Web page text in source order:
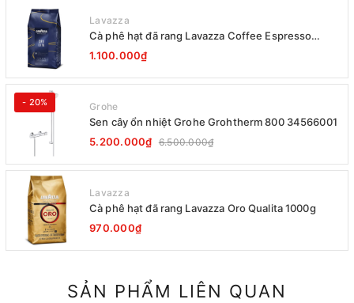
Lavazza
Cà phê hạt đã rang Lavazza Coffee Espresso
Super Crema 1000g Date 12-2027
1.100.000₫
- 20% Grohe
Sen cây ổn nhiệt Grohe Grohtherm 800 34566001
5.200.000₫ 6.500.000₫
Lavazza
Cà phê hạt đã rang Lavazza Oro Qualita 1000g
970.000₫
SẢN PHẨM LIÊN QUAN